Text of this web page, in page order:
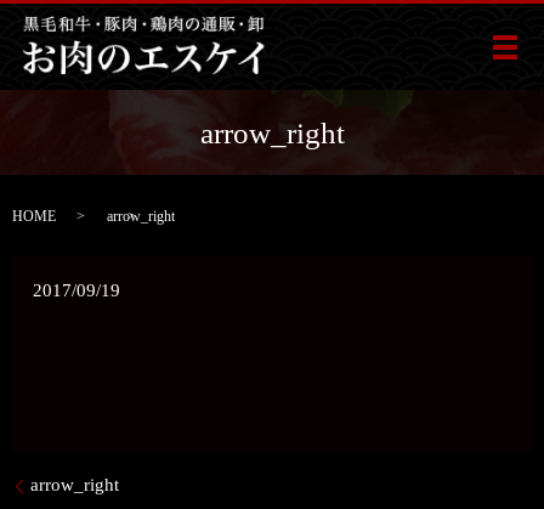
メ
arrow_right
HOME arrow_right
2017/09/19
arrow_right